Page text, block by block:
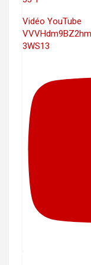
Vidéo YouTube
3WS13